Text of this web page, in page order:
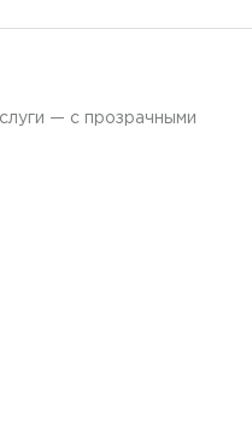
— с прозрачными